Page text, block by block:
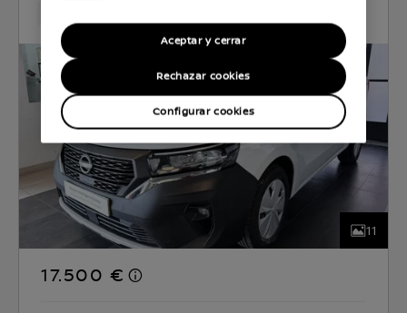
11
17.500 €
Rechazar cookies
Aceptar y cerrar
Configurar cookies